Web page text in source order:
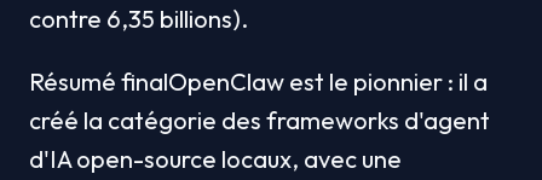
contre 6,35 billions).
Résumé finalOpenClaw est le pionnier : il a
créé la catégorie des frameworks d'agent
d'IA open-source locaux, avec une